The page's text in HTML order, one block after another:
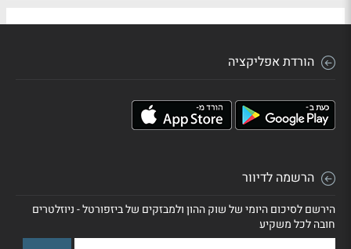
הורדת אפליקציה
הרשמה לדיוור
הירשם לסיכום היומי של שוק ההון ולמבזקים של ביזפורטל - ניוזלטרים
חובה לכל משקיע